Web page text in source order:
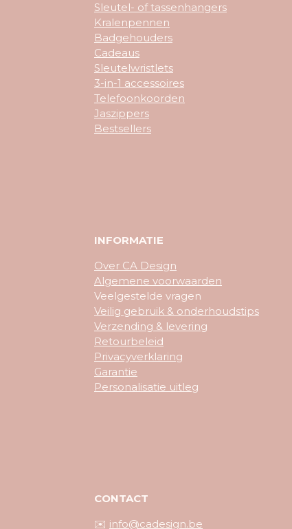
Sleutel- of tassenhangers
Kralenpennen
Badgehouders
Cadeaus
Sleutelwristlets
3-in-1 accessoires
Telefoonkoorden
Jaszippers
Bestsellers
INFORMATIE
Over CA Design
Algemene voorwaarden
Veelgestelde vragen
Veilig gebruik & onderhoudstips
Verzending & levering
Retourbeleid
Privacyverklaring
Garantie
Personalisatie uitleg
CONTACT
✉️ info@cadesign.be